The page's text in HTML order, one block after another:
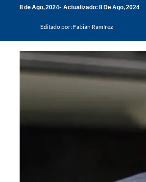
8 de Ago, 2024 Actualizado: 8 De Ago, 2024
Editado por: Fabián Ramírez